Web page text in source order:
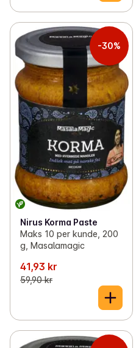
-30%
Nirus Korma Paste
Maks 10 per kunde, 200
g, Masalamagic
41,93 kr
59,90 kr